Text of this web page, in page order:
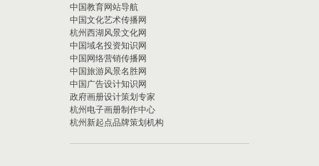
中国教育网站导航
中国文化艺术传播网
杭州西湖风景文化网
中国域名投资知识网
中国网络营销传播网
中国旅游风景名胜网
中国广告设计知识网
政府画册设计策划专家
杭州电子画册制作中心
杭州新起点品牌策划机构